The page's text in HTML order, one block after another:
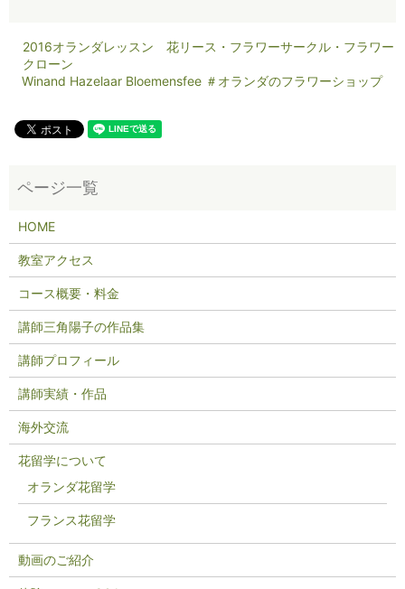
2016オランダレッスン 花リース・フラワーサークル・フラワー
クローン
Winand Hazelaar Bloemensfee ＃オランダのフラワーショップ
HOME
教室アクセス
コース概要・料金
講師三角陽子の作品集
講師プロフィール
講師実績・作品
海外交流
花留学について
オランダ花留学
フランス花留学
動画のご紹介